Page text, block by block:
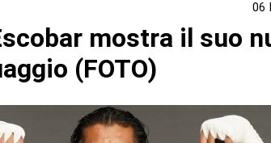
06
mostra il suo
(FOTO)